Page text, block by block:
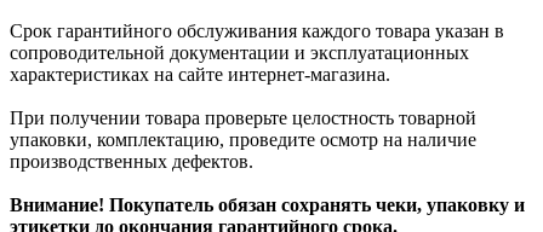
Срок гарантийного обслуживания каждого товара указан в
сопроводительной документации и эксплуатационных
характеристиках на сайте интернет-магазина.
При получении товара проверьте целостность товарной
упаковки, комплектацию, проведите осмотр на наличие
производственных дефектов.
Внимание! Покупатель обязан сохранять чеки, упаковку и
этикетки до окончания гарантийного срока.